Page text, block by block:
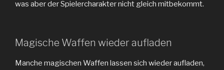
was aber der Spielercharakter nicht gleich mitbekommt.
Magische Waffen wieder aufladen
Manche magischen Waffen lassen sich wieder aufladen,